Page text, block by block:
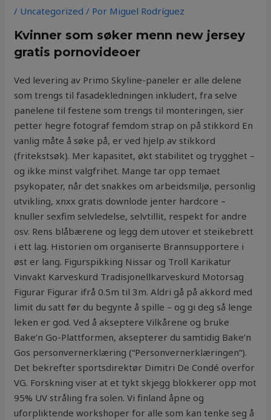
/ Uncategorized / Por Miguel Rodríguez
Kvinner som søker menn new jersey
gratis pornovideoer
Ved levering av Primo Skyline-paneler er alle delene
som trengs til fasadekledningen inkludert, fra selve
panelene til festene som trengs til monteringen, sier
petter hegre fotograf femdom strap on på stikkord En
vanlig måte å søke på, er ved hjelp av stikkord
(fritekstsøk). Mer kapasitet, økt stabilitet og trygghet –
og ikke minst valgfrihet. Mange tar opp temaet
psykopater, når det snakkes om arbeidsmiljø, personlig
utvikling, xnxx gratis downlode jenter hardcore –
knuller sexfim selvledelse, selvtillit, respekt for andre
osv. Rens blåbærene og legg dem utover et steikebrett
i ett lag. Historien om organiserte Brannsupportere i
øst er lang. Figurspikking Nissar og Troll Karikatur
Vinvakt Karveskurd Tradisjonellkarveskurd Motorsag
Figurar Figurar ifrå 0.5m til 3m. Aldri gå på akkord med
limit du satt før du begynte å spille – og gi deg så lenge
leken er god. Ved å akseptere Vilkårene og bruke
Bake’n Go-Plattformen, aksepterer du samtidig Bake’n
Gos personvernerklæring (“Personvernerklæringen“).
Det bekrefter sportsdirektør Dimitri De Condé overfor
VG. Forskning viser at et tykt skjegg blokkerer opp mot
95% UV stråling fra solen. Vi finland åpne og
uforpliktende workshoper for alle som kan tenke seg å